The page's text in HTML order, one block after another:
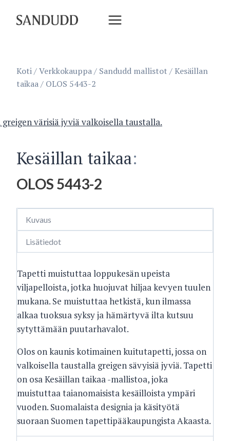
sisältöön
Koti/Verkkokauppa/ Sandudd mallistot /Kesäillan
taikaa/ OLOS 5443-2
Kesäillan taikaa:
OLOS 5443-2
Kuvaus
Lisätiedot
Tapetti muistuttaa loppukesän upeista
viljapelloista, jotka huojuvat hiljaa kevyen tuulen
mukana. Se muistuttaa hetkistä, kun ilmassa
alkaa tuoksua syksy ja hämärtyvä ilta kutsuu
sytyttämään puutarhavalot.
Olos on kaunis kotimainen kuitutapetti, jossa on
valkoisella taustalla greigen sävyisiä jyviä. Tapetti
on osa Kesäillan taikaa -mallistoa, joka
muistuttaa taianomaisista kesäilloista ympäri
vuoden. Suomalaista designia ja käsityötä
suoraan Suomen tapettipääkaupungista Akaasta.